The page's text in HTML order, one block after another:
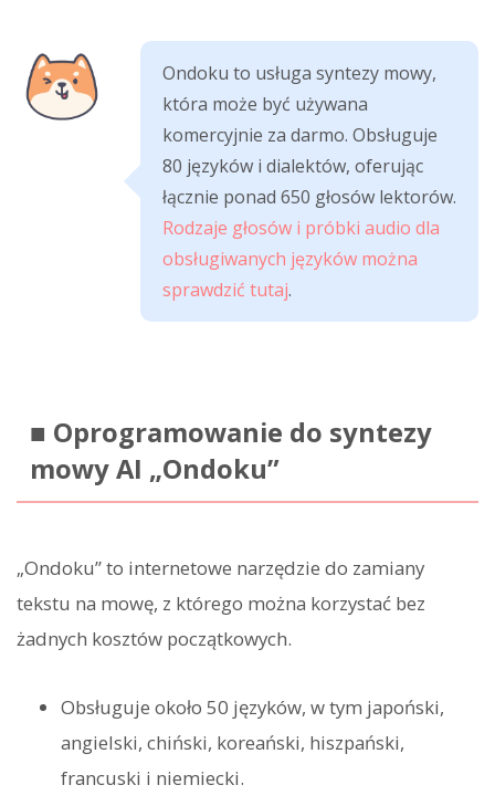
Ondoku to usługa syntezy mowy,
która może być używana
komercyjnie za darmo. Obsługuje
80 języków i dialektów, oferując
łącznie ponad 650 głosów lektorów.
Rodzaje głosów i próbki audio dla
obsługiwanych języków można
sprawdzić tutaj.
■ Oprogramowanie do syntezy
mowy AI „Ondoku”
„Ondoku” to internetowe narzędzie do zamiany
tekstu na mowę, z którego można korzystać bez
żadnych kosztów początkowych.
Obsługuje około 50 języków, w tym japoński,
angielski, chiński, koreański, hiszpański,
francuski i niemiecki.